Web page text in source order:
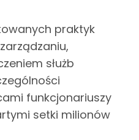
praktyk
służb
funkcjonariuszy
setki milionów